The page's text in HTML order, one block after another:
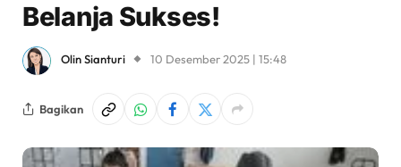
Belanja Sukses!
Olin Sianturi 10 Desember 2025 | 15:48
Bagikan